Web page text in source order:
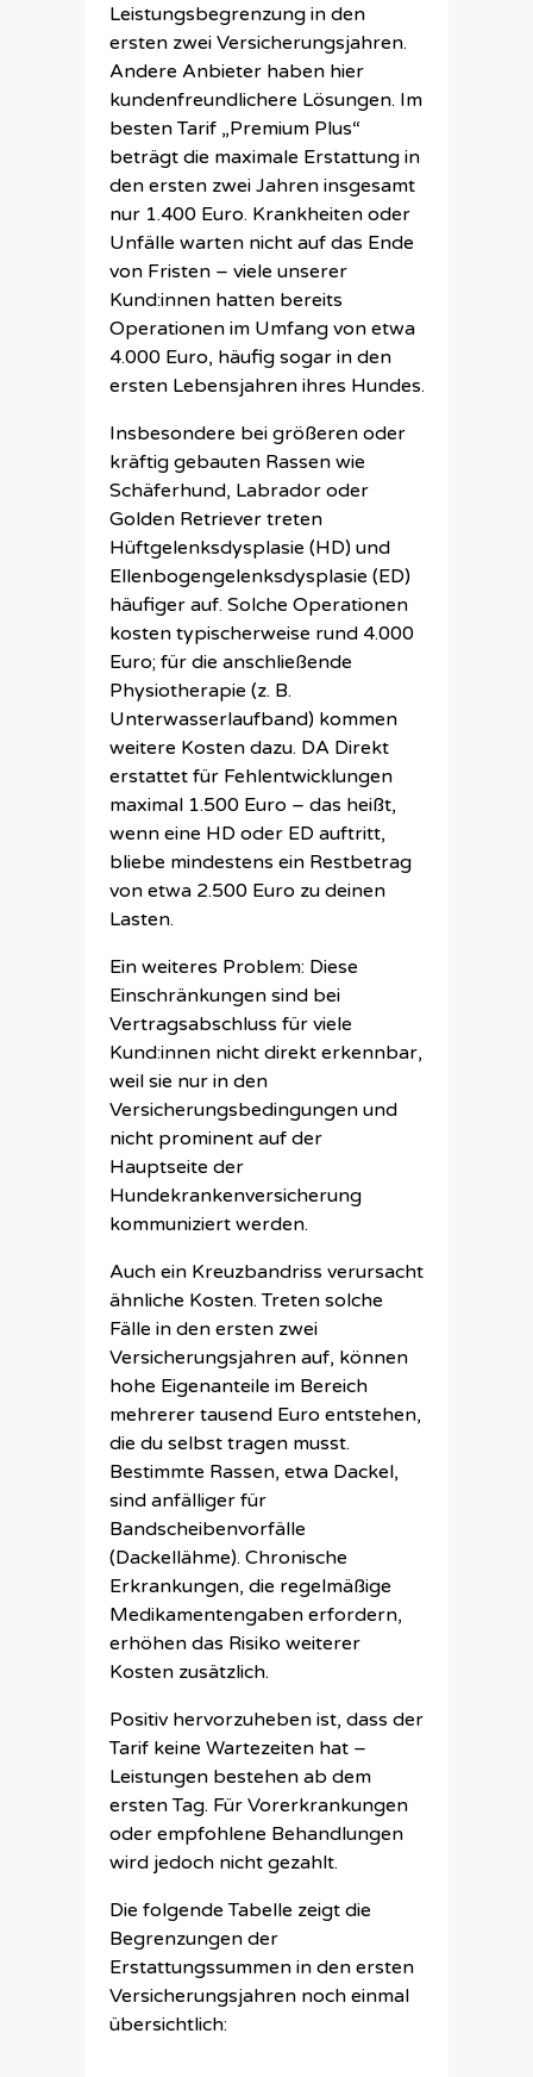
Leistungsbegrenzung in den
ersten zwei Versicherungsjahren.
Andere Anbieter haben hier
kundenfreundlichere Lösungen. Im
besten Tarif „Premium Plus“
beträgt die maximale Erstattung in
den ersten zwei Jahren insgesamt
nur 1.400 Euro. Krankheiten oder
Unfälle warten nicht auf das Ende
von Fristen – viele unserer
Kund:innen hatten bereits
Operationen im Umfang von etwa
4.000 Euro, häufig sogar in den
ersten Lebensjahren ihres Hundes.
Insbesondere bei größeren oder
kräftig gebauten Rassen wie
Schäferhund, Labrador oder
Golden Retriever treten
Hüftgelenksdysplasie (HD) und
Ellenbogengelenksdysplasie (ED)
häufiger auf. Solche Operationen
kosten typischerweise rund 4.000
Euro; für die anschließende
Physiotherapie (z. B.
Unterwasserlaufband) kommen
weitere Kosten dazu. DA Direkt
erstattet für Fehlentwicklungen
maximal 1.500 Euro – das heißt,
wenn eine HD oder ED auftritt,
bliebe mindestens ein Restbetrag
von etwa 2.500 Euro zu deinen
Lasten.
Ein weiteres Problem: Diese
Einschränkungen sind bei
Vertragsabschluss für viele
Kund:innen nicht direkt erkennbar,
weil sie nur in den
Versicherungsbedingungen und
nicht prominent auf der
Hauptseite der
Hundekrankenversicherung
kommuniziert werden.
Auch ein Kreuzbandriss verursacht
ähnliche Kosten. Treten solche
Fälle in den ersten zwei
Versicherungsjahren auf, können
hohe Eigenanteile im Bereich
mehrerer tausend Euro entstehen,
die du selbst tragen musst.
Bestimmte Rassen, etwa Dackel,
sind anfälliger für
Bandscheibenvorfälle
(Dackellähme). Chronische
Erkrankungen, die regelmäßige
Medikamentengaben erfordern,
erhöhen das Risiko weiterer
Kosten zusätzlich.
Positiv hervorzuheben ist, dass der
Tarif keine Wartezeiten hat –
Leistungen bestehen ab dem
ersten Tag. Für Vorerkrankungen
oder empfohlene Behandlungen
wird jedoch nicht gezahlt.
Die folgende Tabelle zeigt die
Begrenzungen der
Erstattungssummen in den ersten
Versicherungsjahren noch einmal
übersichtlich: